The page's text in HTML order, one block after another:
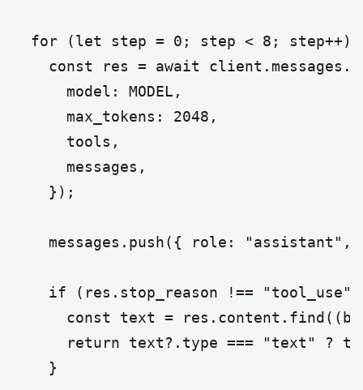
for (let step = 0; step < 8; step++)
const res = await
      model: MODEL,
      max_tokens: 2048,
      tools,
      messages,
    });
messages.push({ role: "assistant",
if (res.stop_reason !==
const text =
return text?.type === "text" ?
    }